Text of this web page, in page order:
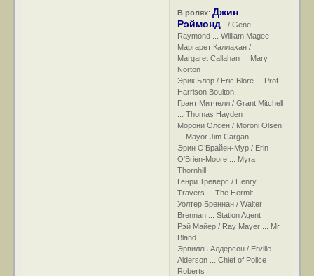
В ролях:Джин
Рэймонд
/ Gene
Raymond ... William Magee
Маргарет Каллахан /
Margaret Callahan ... Mary
Norton
Эрик Блор / Eric Blore ... Prof.
Harrison Boulton
Грант Митчелл / Grant Mitchell
... Thomas Hayden
Морони Олсен / Moroni Olsen
... Mayor Jim Cargan
Эрин О’Брайен-Мур / Erin
O'Brien-Moore ... Myra
Thornhill
Генри Треверс / Henry
Travers ... The Hermit
Уолтер Бреннан / Walter
Brennan ... Station Agent
Рэй Майер / Ray Mayer ... Mr.
Bland
Эрвилль Алдерсон / Erville
Alderson ... Chief of Police
Roberts